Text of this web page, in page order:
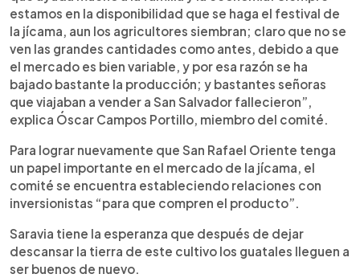
estamos en la disponibilidad que se haga el festival de
la jícama, aun los agricultores siembran; claro que no se
ven las grandes cantidades como antes, debido a que
el mercado es bien variable, y por esa razón se ha
bajado bastante la producción; y bastantes señoras
que viajaban a vender a San Salvador fallecieron”,
explica Óscar Campos Portillo, miembro del comité.
Para lograr nuevamente que San Rafael Oriente tenga
un papel importante en el mercado de la jícama, el
comité se encuentra estableciendo relaciones con
inversionistas “para que compren el producto”.
Saravia tiene la esperanza que después de dejar
descansar la tierra de este cultivo los guatales lleguen a
ser buenos de nuevo.